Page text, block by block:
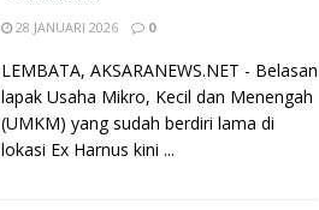
28 JANUARI 2026 0
LEMBATA, AKSARANEWS.NET - Belasan
lapak Usaha Mikro, Kecil dan Menengah
(UMKM) yang sudah berdiri lama di
lokasi Ex Harnus kini ...